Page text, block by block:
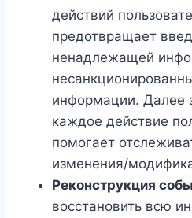
действий
предотвращает
ненадлежащей
информации. Далее
каждое действие
помогает
изменения/
Реконструкция
восстановить всю